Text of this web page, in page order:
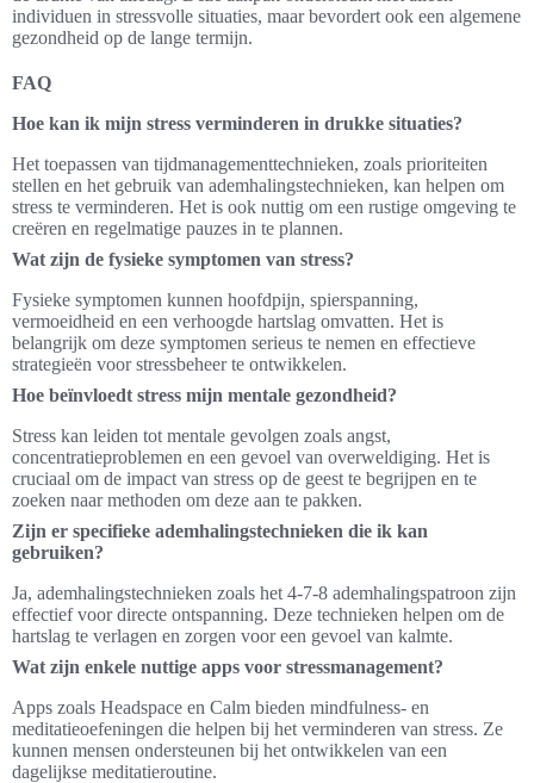
individuen in stressvolle situaties, maar bevordert ook een algemene
gezondheid op de lange termijn.
FAQ
Hoe kan ik mijn stress verminderen in drukke situaties?
Het toepassen van tijdmanagementtechnieken, zoals prioriteiten
stellen en het gebruik van ademhalingstechnieken, kan helpen om
stress te verminderen. Het is ook nuttig om een rustige omgeving te
creëren en regelmatige pauzes in te plannen.
Wat zijn de fysieke symptomen van stress?
Fysieke symptomen kunnen hoofdpijn, spierspanning,
vermoeidheid en een verhoogde hartslag omvatten. Het is
belangrijk om deze symptomen serieus te nemen en effectieve
strategieën voor stressbeheer te ontwikkelen.
Hoe beïnvloedt stress mijn mentale gezondheid?
Stress kan leiden tot mentale gevolgen zoals angst,
concentratieproblemen en een gevoel van overweldiging. Het is
cruciaal om de impact van stress op de geest te begrijpen en te
zoeken naar methoden om deze aan te pakken.
Zijn er specifieke ademhalingstechnieken die ik kan
gebruiken?
Ja, ademhalingstechnieken zoals het 4-7-8 ademhalingspatroon zijn
effectief voor directe ontspanning. Deze technieken helpen om de
hartslag te verlagen en zorgen voor een gevoel van kalmte.
Wat zijn enkele nuttige apps voor stressmanagement?
Apps zoals Headspace en Calm bieden mindfulness- en
meditatieoefeningen die helpen bij het verminderen van stress. Ze
kunnen mensen ondersteunen bij het ontwikkelen van een
dagelijkse meditatieroutine.